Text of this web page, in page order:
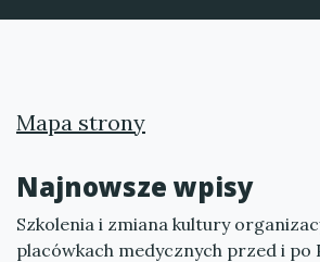
Mapa strony
Najnowsze wpisy
Szkolenia i zmiana kultury
placówkach medycznych przed i po